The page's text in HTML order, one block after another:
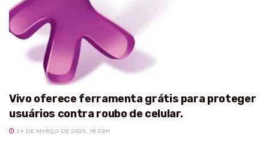
Vivo oferece ferramenta grátis para proteger
usuários contra roubo de celular.
24 DE MARÇO DE 2025, 18:59H